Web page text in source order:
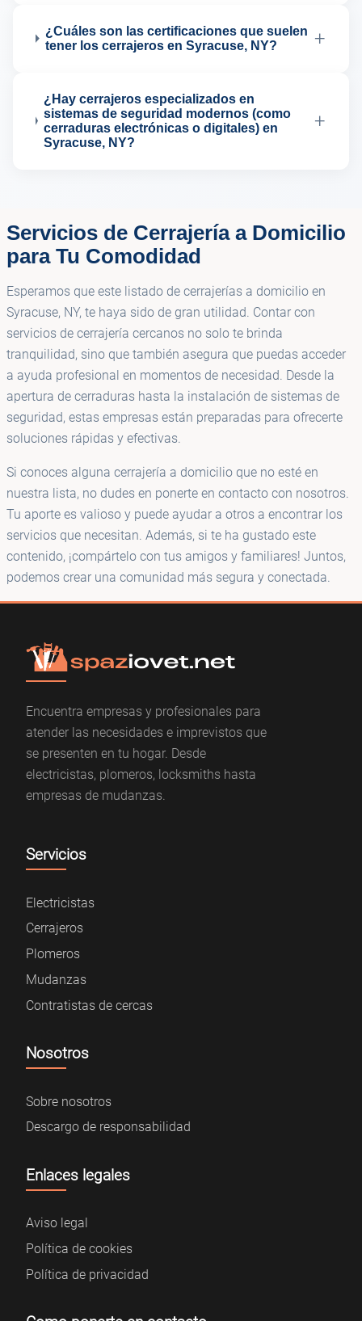
¿Cuáles son las certificaciones que suelen
tener los cerrajeros en Syracuse, NY?
+
¿Hay cerrajeros especializados en
sistemas de seguridad modernos (como
cerraduras electrónicas o digitales) en
Syracuse, NY?
+
Servicios de Cerrajería a Domicilio
para Tu Comodidad
Esperamos que este listado de cerrajerías a domicilio en
Syracuse, NY, te haya sido de gran utilidad. Contar con
servicios de cerrajería cercanos no solo te brinda
tranquilidad, sino que también asegura que puedas acceder
a ayuda profesional en momentos de necesidad. Desde la
apertura de cerraduras hasta la instalación de sistemas de
seguridad, estas empresas están preparadas para ofrecerte
soluciones rápidas y efectivas.
Si conoces alguna cerrajería a domicilio que no esté en
nuestra lista, no dudes en ponerte en contacto con nosotros.
Tu aporte es valioso y puede ayudar a otros a encontrar los
servicios que necesitan. Además, si te ha gustado este
contenido, ¡compártelo con tus amigos y familiares! Juntos,
podemos crear una comunidad más segura y conectada.
Encuentra empresas y profesionales para
atender las necesidades e imprevistos que
se presenten en tu hogar. Desde
electricistas, plomeros, locksmiths hasta
empresas de mudanzas.
Servicios
Electricistas
Cerrajeros
Plomeros
Mudanzas
Contratistas de cercas
Nosotros
Sobre nosotros
Descargo de responsabilidad
Enlaces legales
Aviso legal
Política de cookies
Política de privacidad